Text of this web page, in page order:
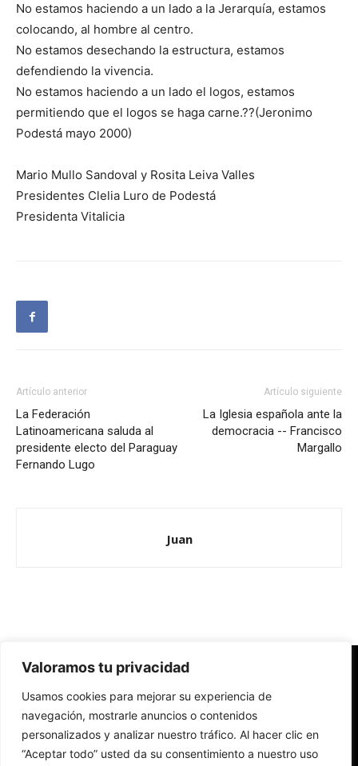
Valoramos tu privacidad
Usamos cookies para mejorar su experiencia de
navegación, mostrarle anuncios o contenidos
personalizados y analizar nuestro tráfico. Al hacer clic en
“Aceptar todo” usted da su consentimiento a nuestro uso
No estamos haciendo a un lado a la Jerarquía, estamos
colocando, al hombre al centro.
No estamos desechando la estructura, estamos
defendiendo la vivencia.
No estamos haciendo a un lado el logos, estamos
permitiendo que el logos se haga carne.??(Jeronimo
Podestá mayo 2000)
Mario Mullo Sandoval y Rosita Leiva Valles
Presidentes Clelia Luro de Podestá
Presidenta Vitalicia
Artículo anterior
La Federación
Latinoamericana saluda al
presidente electo del Paraguay
Fernando Lugo
Artículo siguiente
La Iglesia española ante la
democracia -- Francisco
Margallo
Juan
Redes Cristianas
Una mirada alternativa sobre la Iglesia católica y la sociedad
- Colectivos de Redes Cristianas